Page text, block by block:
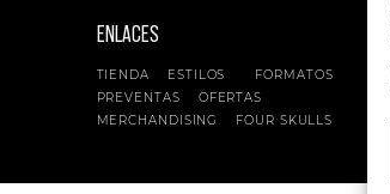
ENLACES
TIENDA ESTILOS
FORMATOS
PREVENTAS
OFERTAS
MERCHANDISING
FOUR SKULLS